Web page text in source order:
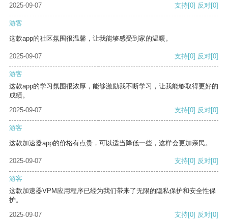
2025-09-07
支持[0] 反对[0]
游客
这款app的社区氛围很温馨，让我能够感受到家的温暖。
2025-09-07 支持[0] 反对[0]
游客
这款app的学习氛围很浓厚，能够激励我不断学习，让我能够取得更好的
成绩。
2025-09-07
支持[0] 反对[0]
游客
这款加速器app的价格有点贵，可以适当降低一些，这样会更加亲民。
2025-09-07 支持[0] 反对[0]
游客
这款加速器VPM应用程序已经为我们带来了无限的隐私保护和安全性保
护。
2025-09-07
支持[0] 反对[0]